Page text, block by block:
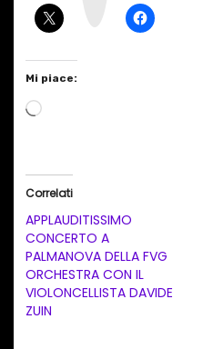
Mi piace:
C
i
a
m
e
n
Correlati
APPLAUDITISSIMO
CONCERTO A
PALMANOVA DELLA FVG
ORCHESTRA CON IL
VIOLONCELLISTA DAVIDE
ZUIN